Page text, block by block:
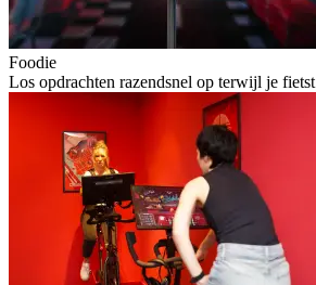
Foodie
Los opdrachten razendsnel op terwijl je fietst